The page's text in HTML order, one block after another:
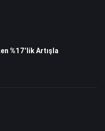
%17’lik Artışla